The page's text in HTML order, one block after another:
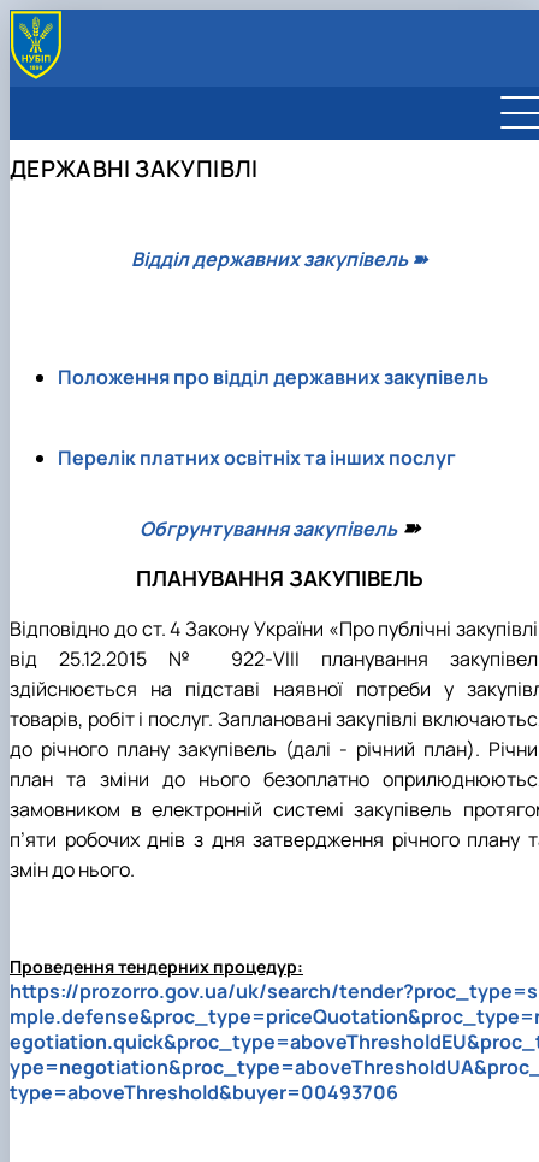
ОБГРУНТУВАННЯ ЗАКУПІВЕЛЬ
Обгрунтування закупівель — 2021 р.
Обгрунтування закупівель — 2024 р.
ДЕРЖАВНІ ЗАКУПІВЛІ
Відділ державних закупівель ➽
Положення про відділ державних закупівель
Перелік платних освітніх та інших послуг
Обгрунтування закупівель➽
ПЛАНУВАННЯ ЗАКУПІВЕЛЬ
Відповідно до ст. 4 Закону України «Про публічні
від 25.12.2015 № 922-VIII планування
здійснюється на підставі наявної потреби у
товарів, робіт і послуг. Заплановані закупівлі
до річного плану закупівель (далі - річний план).
план та зміни до нього безоплатно
замовником в електронній системі закупівель
п’яти робочих днів з дня затвердження річного плану
змін до нього.
Проведення тендерних процедур:
https://prozorro.gov.ua/uk/search/
type=aboveThreshold&buyer=00493706